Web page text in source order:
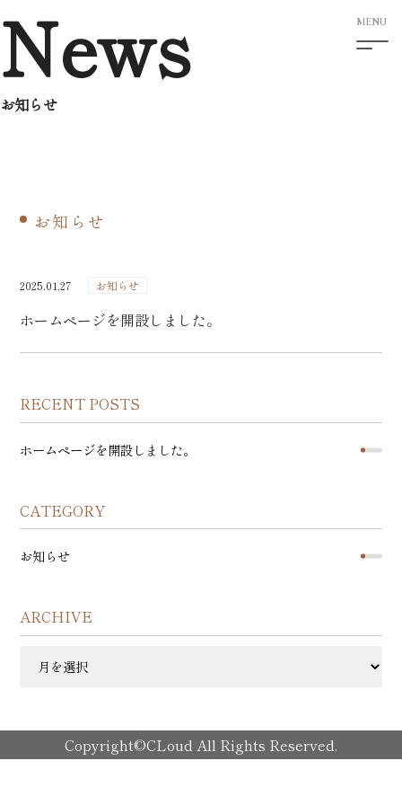
About Us
Services
Contact
News
お知らせ
お知らせ
2025.01.27 お知らせ
ホームページを開設しました。
RECENT POSTS
ホームページを開設しました。
CATEGORY
お知らせ
ARCHIVE
ARCHIVE
Copyright©CLoud All Rights Reserved.